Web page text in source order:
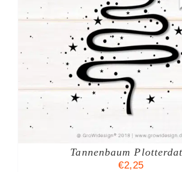
Tannenbaum
€2,25